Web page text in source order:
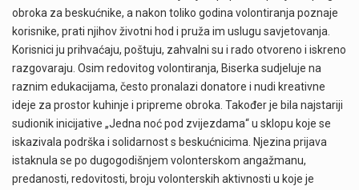
obroka za beskućnike, a nakon toliko godina volontiranja poznaje
korisnike, prati njihov životni hod i pruža im uslugu savjetovanja.
Korisnici ju prihvaćaju, poštuju, zahvalni su i rado otvoreno i iskreno
razgovaraju. Osim redovitog volontiranja, Biserka sudjeluje na
raznim edukacijama, često pronalazi donatore i nudi kreativne
ideje za prostor kuhinje i pripreme obroka. Također je bila najstariji
sudionik inicijative „Jedna noć pod zvijezdama“ u sklopu koje se
iskazivala podrška i solidarnost s beskućnicima. Njezina prijava
istaknula se po dugogodišnjem volonterskom angažmanu,
predanosti, redovitosti, broju volonterskih aktivnosti u koje je